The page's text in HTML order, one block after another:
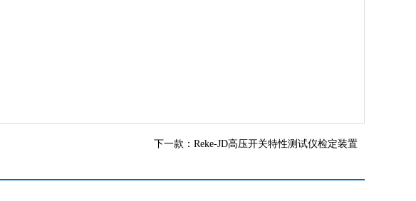
下一款： Reke-JD高压开关特性测试仪检定装置